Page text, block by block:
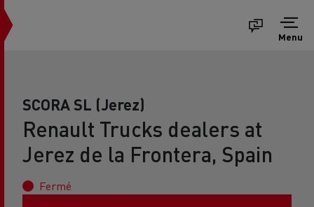
Menu
SCORA SL (Jerez)
Renault Trucks dealers at
Jerez de la Frontera, Spain
Fermé